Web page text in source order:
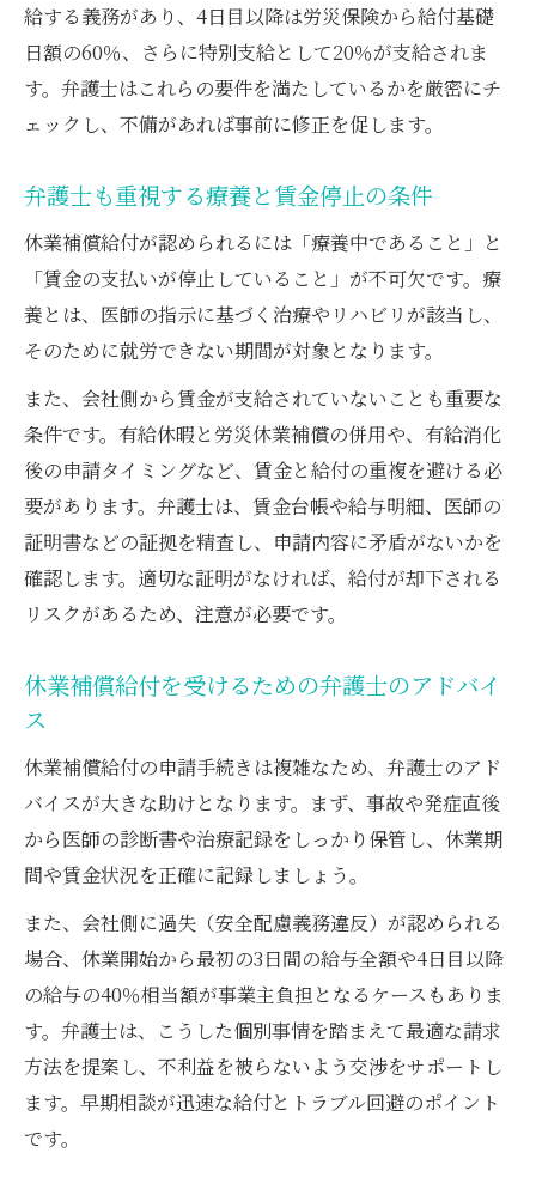
給する義務があり、4日目以降は労災保険から給付基礎
日額の60％、さらに特別支給として20％が支給されま
す。弁護士はこれらの要件を満たしているかを厳密にチ
ェックし、不備があれば事前に修正を促します。
弁護士も重視する療養と賃金停止の条件
休業補償給付が認められるには「療養中であること」と
「賃金の支払いが停止していること」が不可欠です。療
養とは、医師の指示に基づく治療やリハビリが該当し、
そのために就労できない期間が対象となります。
また、会社側から賃金が支給されていないことも重要な
条件です。有給休暇と労災休業補償の併用や、有給消化
後の申請タイミングなど、賃金と給付の重複を避ける必
要があります。弁護士は、賃金台帳や給与明細、医師の
証明書などの証拠を精査し、申請内容に矛盾がないかを
確認します。適切な証明がなければ、給付が却下される
リスクがあるため、注意が必要です。
休業補償給付を受けるための弁護士のアドバイ
ス
休業補償給付の申請手続きは複雑なため、弁護士のアド
バイスが大きな助けとなります。まず、事故や発症直後
から医師の診断書や治療記録をしっかり保管し、休業期
間や賃金状況を正確に記録しましょう。
また、会社側に過失（安全配慮義務違反）が認められる
場合、休業開始から最初の3日間の給与全額や4日目以降
の給与の40％相当額が事業主負担となるケースもありま
す。弁護士は、こうした個別事情を踏まえて最適な請求
方法を提案し、不利益を被らないよう交渉をサポートし
ます。早期相談が迅速な給付とトラブル回避のポイント
です。